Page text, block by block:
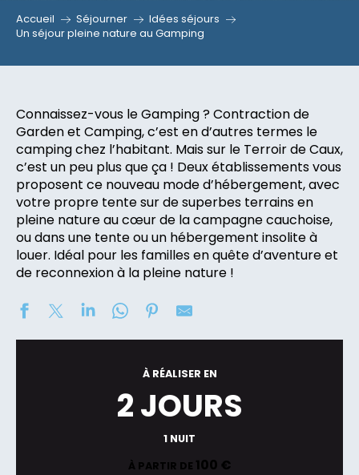
Accueil Séjourner
Idées séjours
Un séjour pleine nature au Gamping
Connaissez-vous le Gamping ? Contraction de
Garden et Camping, c’est en d’autres termes le
camping chez l’habitant. Mais sur le Terroir de Caux,
c’est un peu plus que ça ! Deux établissements vous
proposent ce nouveau mode d’hébergement, avec
votre propre tente sur de superbes terrains en
pleine nature au cœur de la campagne cauchoise,
ou dans une tente ou un hébergement insolite à
louer. Idéal pour les familles en quête d’aventure et
de reconnexion à la pleine nature !
À RÉALISER EN
2 JOURS
1 NUIT
À PARTIR DE 100 €